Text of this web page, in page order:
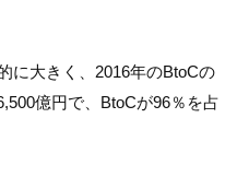
に大きく、2016年のBtoCの
億円で、BtoCが96％を占